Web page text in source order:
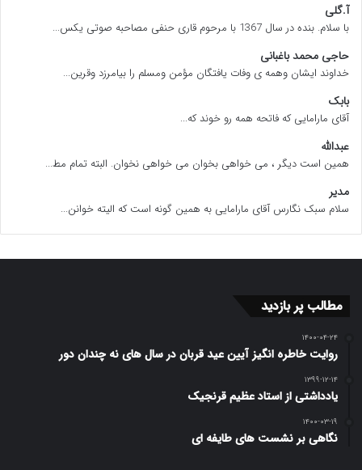
آ.گلی
با سلام. بنده در سال 1367 با مرحوم قاری حنفی مصاحبه صوتی یکس...
حاجی محمد باغبانی
خداوند ایشان وهمه ی وفات یافتگان مؤمن ومسلم را بیامرزد وقرین...
بابک
آقای مارامایی که فاتحه همه رو خوند که...
عبدالله
همین است دیگر ، می خواهی بخوان می خواهی نخوان. البته تمام مط...
مدیر
سلام سبک نگارس آقای مارامایی به همین گونه است که الیته خوانن...
مطالب پر بازدید
۱۴۰۰-۰۴-۲۴
روایت خاطره انگیز آیین عید قربان در سال های نه چندان دور
۱۳۹۹-۱۲-۱۴
یادداشتی از استاد عظیم قرنجیک
۱۴۰۰-۰۳-۱۹
نگاهی بر نشست های طایفه ای